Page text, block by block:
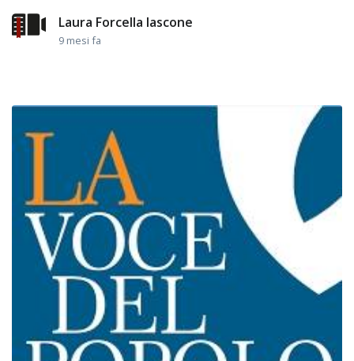
Laura Forcella Iascone
9 mesi fa